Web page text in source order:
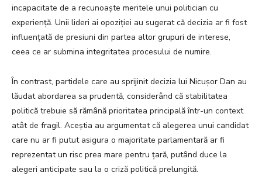
incapacitate de a recunoaște meritele unui politician cu
experiență. Unii lideri ai opoziției au sugerat că decizia ar fi fost
influențată de presiuni din partea altor grupuri de interese,
ceea ce ar submina integritatea procesului de numire.
În contrast, partidele care au sprijinit decizia lui Nicușor Dan au
lăudat abordarea sa prudentă, considerând că stabilitatea
politică trebuie să rămână prioritatea principală într-un context
atât de fragil. Aceștia au argumentat că alegerea unui candidat
care nu ar fi putut asigura o majoritate parlamentară ar fi
reprezentat un risc prea mare pentru țară, putând duce la
alegeri anticipate sau la o criză politică prelungită.